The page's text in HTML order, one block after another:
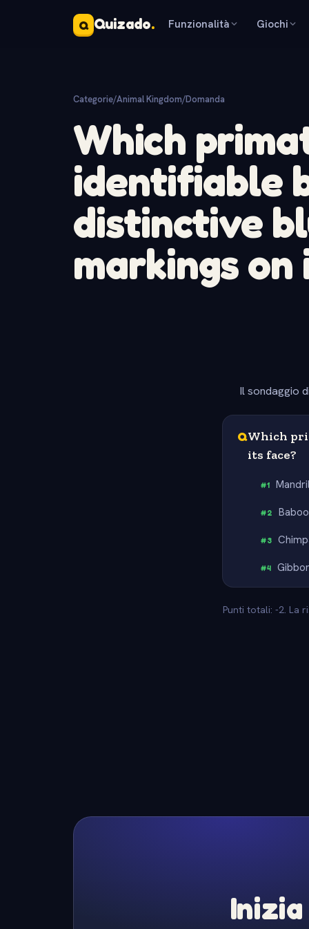
Q Quizado. Funzionalità Giochi
Categorie/Animal Kingdom/Domanda
Which
identifiable
distinctive
markings on
Il sondaggio
QWhich
its face?
#1
#2
#3
#4
Punti totali: -2. La